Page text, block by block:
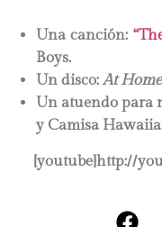
Una canción:
Boys.
Un disco: At
Un atuendo para
y Camisa
[youtube]http://